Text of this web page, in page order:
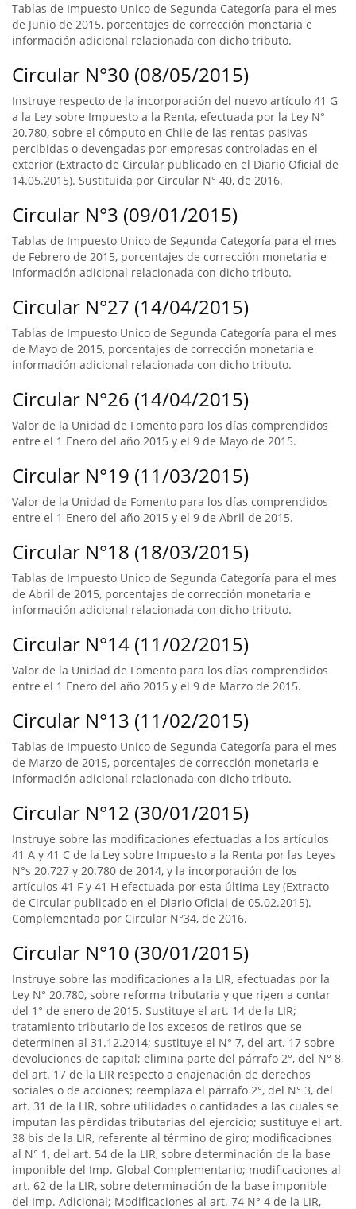
Tablas de Impuesto Unico de Segunda Categoría para el mes
de Junio de 2015, porcentajes de corrección monetaria e
información adicional relacionada con dicho tributo.
Circular N°30 (08/05/2015)
Instruye respecto de la incorporación del nuevo artículo 41 G
a la Ley sobre Impuesto a la Renta, efectuada por la Ley N°
20.780, sobre el cómputo en Chile de las rentas pasivas
percibidas o devengadas por empresas controladas en el
exterior (Extracto de Circular publicado en el Diario Oficial de
14.05.2015). Sustituida por Circular N° 40, de 2016.
Circular N°3 (09/01/2015)
Tablas de Impuesto Unico de Segunda Categoría para el mes
de Febrero de 2015, porcentajes de corrección monetaria e
información adicional relacionada con dicho tributo.
Circular N°27 (14/04/2015)
Tablas de Impuesto Unico de Segunda Categoría para el mes
de Mayo de 2015, porcentajes de corrección monetaria e
información adicional relacionada con dicho tributo.
Circular N°26 (14/04/2015)
Valor de la Unidad de Fomento para los días comprendidos
entre el 1 Enero del año 2015 y el 9 de Mayo de 2015.
Circular N°19 (11/03/2015)
Valor de la Unidad de Fomento para los días comprendidos
entre el 1 Enero del año 2015 y el 9 de Abril de 2015.
Circular N°18 (18/03/2015)
Tablas de Impuesto Unico de Segunda Categoría para el mes
de Abril de 2015, porcentajes de corrección monetaria e
información adicional relacionada con dicho tributo.
Circular N°14 (11/02/2015)
Valor de la Unidad de Fomento para los días comprendidos
entre el 1 Enero del año 2015 y el 9 de Marzo de 2015.
Circular N°13 (11/02/2015)
Tablas de Impuesto Unico de Segunda Categoría para el mes
de Marzo de 2015, porcentajes de corrección monetaria e
información adicional relacionada con dicho tributo.
Circular N°12 (30/01/2015)
Instruye sobre las modificaciones efectuadas a los artículos
41 A y 41 C de la Ley sobre Impuesto a la Renta por las Leyes
N°s 20.727 y 20.780 de 2014, y la incorporación de los
artículos 41 F y 41 H efectuada por esta última Ley (Extracto
de Circular publicado en el Diario Oficial de 05.02.2015).
Complementada por Circular N°34, de 2016.
Circular N°10 (30/01/2015)
Instruye sobre las modificaciones a la LIR, efectuadas por la
Ley N° 20.780, sobre reforma tributaria y que rigen a contar
del 1° de enero de 2015. Sustituye el art. 14 de la LIR;
tratamiento tributario de los excesos de retiros que se
determinen al 31.12.2014; sustituye el N° 7, del art. 17 sobre
devoluciones de capital; elimina parte del párrafo 2°, del N° 8,
del art. 17 de la LIR respecto a enajenación de derechos
sociales o de acciones; reemplaza el párrafo 2°, del N° 3, del
art. 31 de la LIR, sobre utilidades o cantidades a las cuales se
imputan las pérdidas tributarias del ejercicio; sustituye el art.
38 bis de la LIR, referente al término de giro; modificaciones
al N° 1, del art. 54 de la LIR, sobre determinación de la base
imponible del Imp. Global Complementario; modificaciones al
art. 62 de la LIR, sobre determinación de la base imponible
del Imp. Adicional; Modificaciones al art. 74 N° 4 de la LIR,